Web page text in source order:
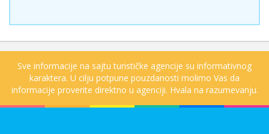
Sve informacije na sajtu turističke agencije su informativnog
karaktera. U cilju potpune pouzdanosti molimo Vas da
informacije proverite direktno u agenciji. Hvala na razumevanju.